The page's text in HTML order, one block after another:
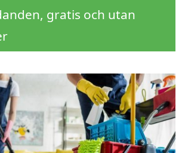
gratis och utan